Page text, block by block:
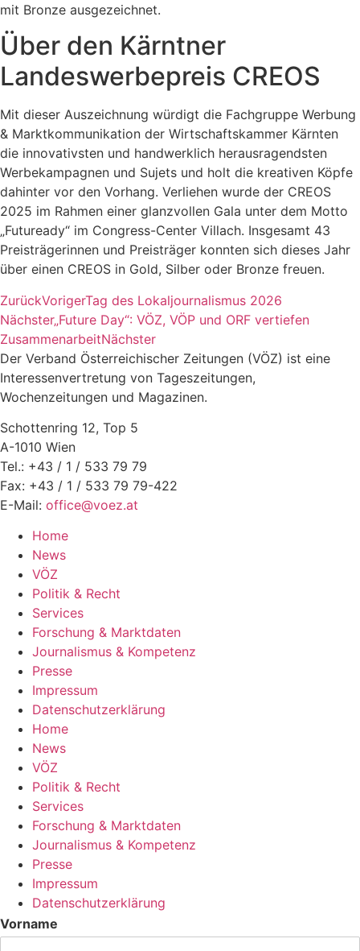
mit Bronze ausgezeichnet.
Über den Kärntner
Landeswerbepreis CREOS
Mit dieser Auszeichnung würdigt die Fachgruppe Werbung
& Marktkommunikation der Wirtschaftskammer Kärnten
die innovativsten und handwerklich herausragendsten
Werbekampagnen und Sujets und holt die kreativen Köpfe
dahinter vor den Vorhang. Verliehen wurde der CREOS
2025 im Rahmen einer glanzvollen Gala unter dem Motto
„Futuready“ im Congress-Center Villach. Insgesamt 43
Preisträgerinnen und Preisträger konnten sich dieses Jahr
über einen CREOS in Gold, Silber oder Bronze freuen.
ZurückVorigerTag des Lokaljournalismus 2026
Nächster„Future Day“: VÖZ, VÖP und ORF vertiefen
ZusammenarbeitNächster
Der Verband Österreichischer Zeitungen (VÖZ) ist eine
Interessenvertretung von Tageszeitungen,
Wochenzeitungen und Magazinen.
Schottenring 12, Top 5
A-1010 Wien
Tel.: +43 / 1 / 533 79 79
Fax: +43 / 1 / 533 79 79-422
E-Mail: office@voez.at
Home
News
VÖZ
Politik & Recht
Services
Forschung & Marktdaten
Journalismus & Kompetenz
Presse
Impressum
Datenschutzerklärung
Home
News
VÖZ
Politik & Recht
Services
Forschung & Marktdaten
Journalismus & Kompetenz
Presse
Impressum
Datenschutzerklärung
Vorname